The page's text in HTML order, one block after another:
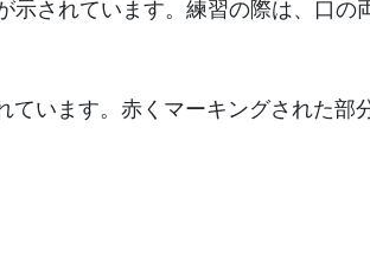
されています。練習の際は、口の
います。赤くマーキングされた部